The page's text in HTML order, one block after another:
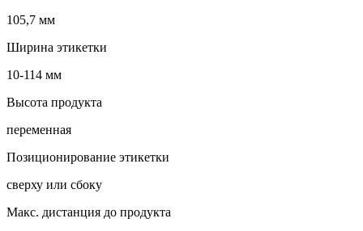
105,7 мм
Ширина этикетки
10-114 мм
Высота продукта
переменная
Позиционирование этикетки
сверху или сбоку
Макс. дистанция до продукта